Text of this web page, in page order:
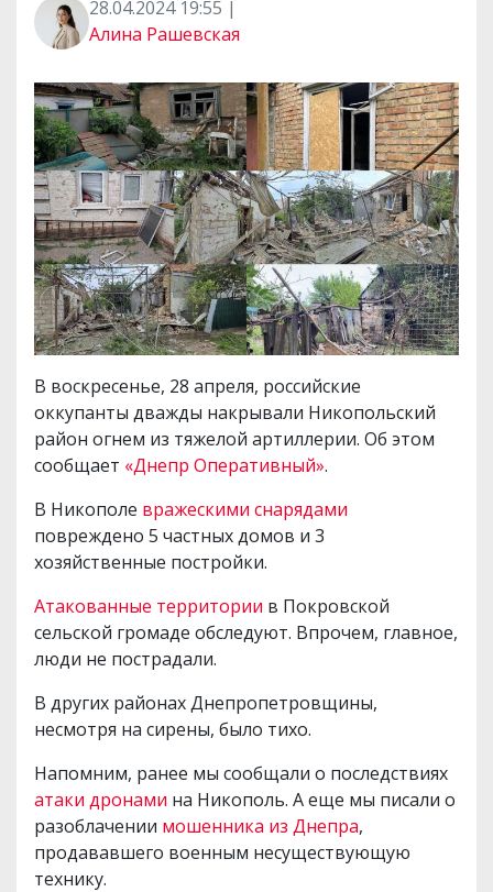
28.04.2024 19:55 |
Алина Рашевская
В воскресенье, 28 апреля, российские
оккупанты дважды накрывали Никопольский
район огнем из тяжелой артиллерии. Об этом
сообщает «Днепр Оперативный».
В Никополе вражескими снарядами
повреждено 5 частных домов и 3
хозяйственные постройки.
Атакованные территории в Покровской
сельской громаде обследуют. Впрочем, главное,
люди не пострадали.
В других районах Днепропетровщины,
несмотря на сирены, было тихо.
Напомним, ранее мы сообщали о последствиях
атаки дронами на Никополь. А еще мы писали о
разоблачении мошенника из Днепра,
продававшего военным несуществующую
технику.